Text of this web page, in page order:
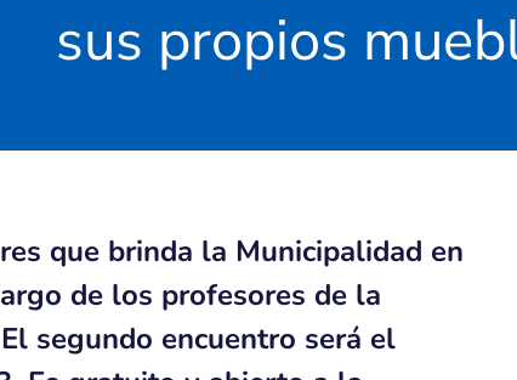
sus propios
que brinda la Municipalidad en
de los profesores de la
segundo encuentro será el